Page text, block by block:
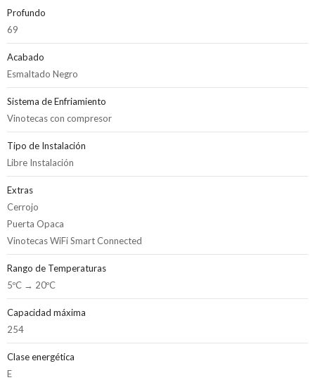
Profundo
69
Acabado
Esmaltado Negro
Sistema de Enfriamiento
Vinotecas con compresor
Tipo de Instalación
Libre Instalación
Extras
Cerrojo
Puerta Opaca
Vinotecas WiFi Smart Connected
Rango de Temperaturas
5ºC → 20ºC
Capacidad máxima
254
Clase energética
E